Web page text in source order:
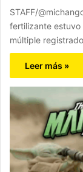
STAFF/
fertilizante
múltiple
Leer más »